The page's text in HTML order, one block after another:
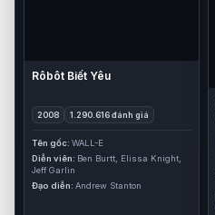
Rôbôt Biết Yêu
2008 1.290.616 đánh giá
Tên gốc WALL-E
Diễn viên
Ben Burtt, Elissa Knight,
Jeff Garlin
Đạo diễn Andrew Stanton